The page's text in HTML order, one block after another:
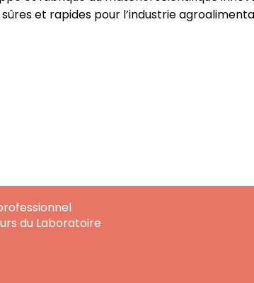
et rapides pour l’industrie
du Laboratoire